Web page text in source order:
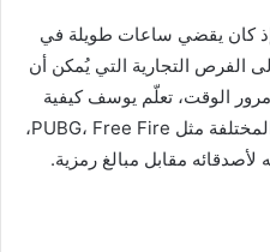
كان يقضي ساعات طويلة في
الفرص التجارية التي يُمكن أن
مرور الوقت، تعلّم يوسف كيفية
التعامل مع منصات شحن الألعاب المختلفة مثل PUBG، Free Fire،